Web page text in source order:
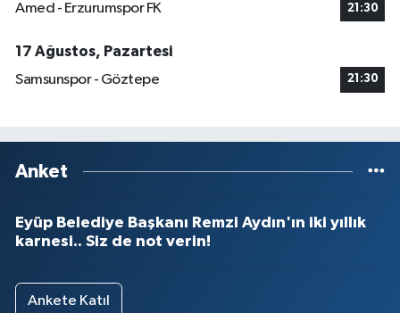
Amed - Erzurumspor FK 21:30
17 Ağustos, Pazartesi
Samsunspor - Göztepe
21:30
Anket
Eyüp Belediye Başkanı Remzi Aydın'ın iki yıllık
karnesi.. Siz de not verin!
Ankete Katıl